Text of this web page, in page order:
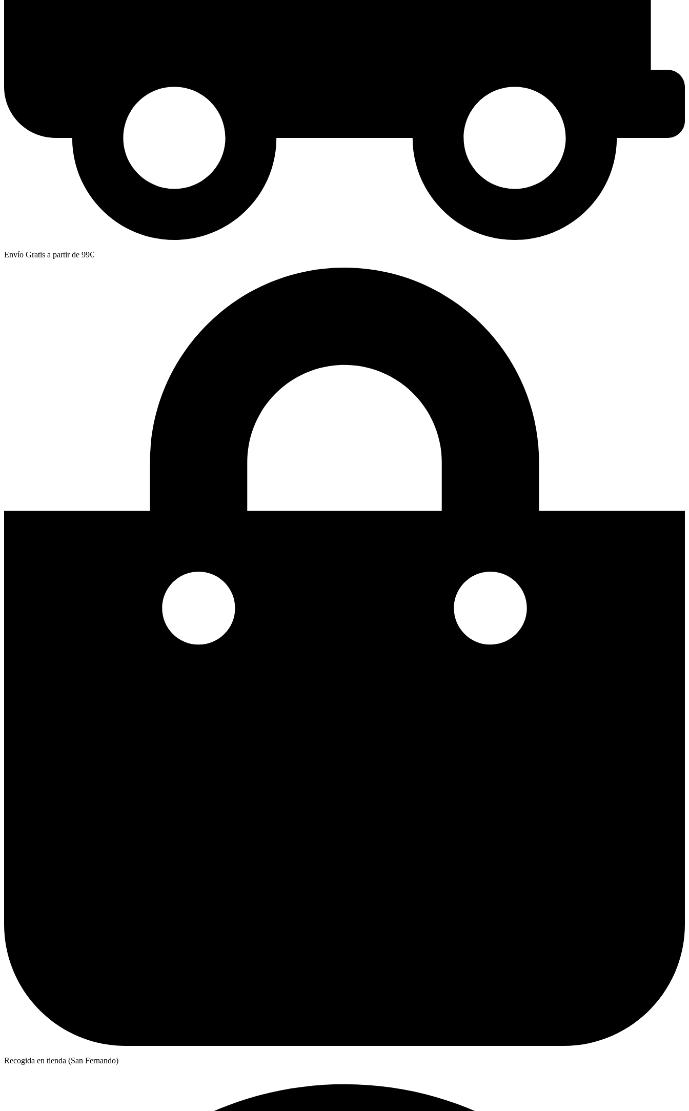
Envío Gratis a partir de 99€
Recogida en tienda (San Fernando)